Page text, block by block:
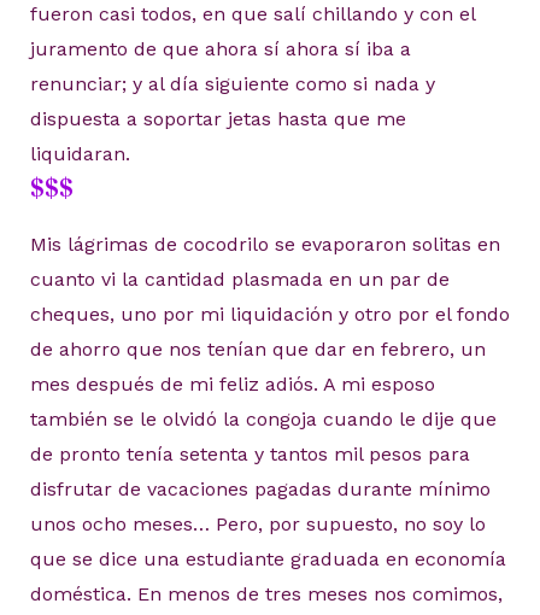
fueron casi todos, en que salí chillando y con el
juramento de que ahora sí ahora sí iba a
renunciar; y al día siguiente como si nada y
dispuesta a soportar jetas hasta que me
liquidaran.
$$$
Mis lágrimas de cocodrilo se evaporaron solitas en
cuanto vi la cantidad plasmada en un par de
cheques, uno por mi liquidación y otro por el fondo
de ahorro que nos tenían que dar en febrero, un
mes después de mi feliz adiós. A mi esposo
también se le olvidó la congoja cuando le dije que
de pronto tenía setenta y tantos mil pesos para
disfrutar de vacaciones pagadas durante mínimo
unos ocho meses… Pero, por supuesto, no soy lo
que se dice una estudiante graduada en economía
doméstica. En menos de tres meses nos comimos,